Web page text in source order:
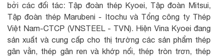
bởi các đối tác: Tập đoàn thép Kyoei, Tập đoàn Mitsui,
Tập đoàn thép Marubeni - Itochu và Tổng công ty Thép
Việt Nam-CTCP (VNSTEEL - TVN). Hiện Vina Kyoei đang
sản xuất và cung cấp cho thị trường các sản phẩm thép
gân vằn, thép gân ren và khớp nối, thép tròn trơn, thép